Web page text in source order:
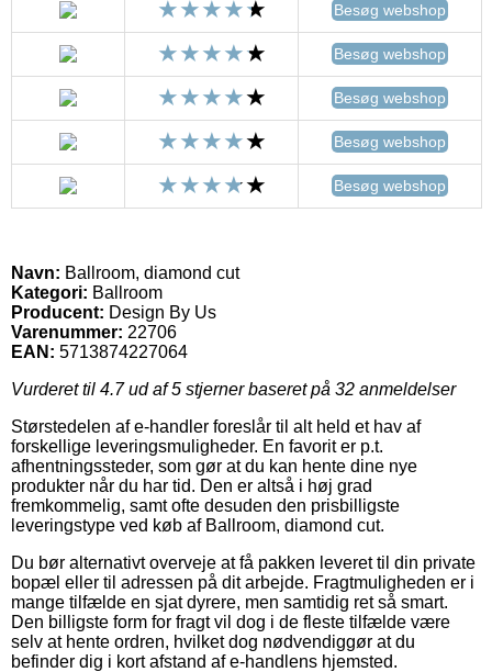
Besøg webshop
Besøg webshop
Besøg webshop
Besøg webshop
Besøg webshop
Navn: Ballroom, diamond cut
Kategori: Ballroom
Producent: Design By Us
Varenummer: 22706
EAN: 5713874227064
Vurderet til 4.7ud af 5 stjerner baseret på 32 anmeldelser
Størstedelen af e-handler foreslår til alt held et hav af
forskellige leveringsmuligheder. En favorit er p.t.
afhentningssteder, som gør at du kan hente dine nye
produkter når du har tid. Den er altså i høj grad
fremkommelig, samt ofte desuden den prisbilligste
leveringstype ved køb af Ballroom, diamond cut.
Du bør alternativt overveje at få pakken leveret til din private
bopæl eller til adressen på dit arbejde. Fragtmuligheden er i
mange tilfælde en sjat dyrere, men samtidig ret så smart.
Den billigste form for fragt vil dog i de fleste tilfælde være
selv at hente ordren, hvilket dog nødvendiggør at du
befinder dig i kort afstand af e-handlens hjemsted.